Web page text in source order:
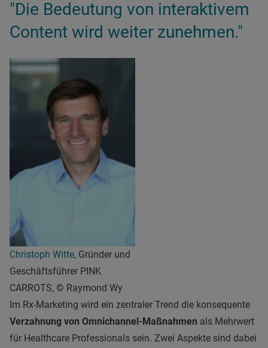
"Die Bedeutung von interaktivem
Content wird weiter zunehmen."
Christoph Witte, Gründer und
Geschäftsführer PINK
CARROTS, © Raymond Wy
Im Rx-Marketing wird ein zentraler Trend die konsequente
Verzahnung von Omnichannel-Maßnahmen als Mehrwert
für Healthcare Professionals sein. Zwei Aspekte sind dabei